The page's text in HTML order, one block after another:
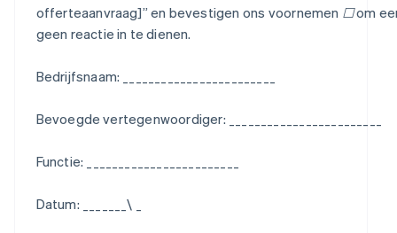
offerteaanvraag]” en bevestigen ons voornemen ☐ om
geen reactie in te dienen.
Bedrijfsnaam: ________________________
Bevoegde vertegenwoordiger: ________________________
Functie: ________________________
Datum: _______\ _